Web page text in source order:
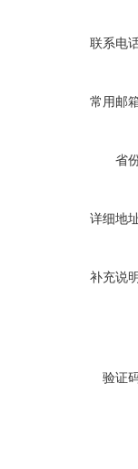
联系电
常用邮
省
详细地
补充说
验证